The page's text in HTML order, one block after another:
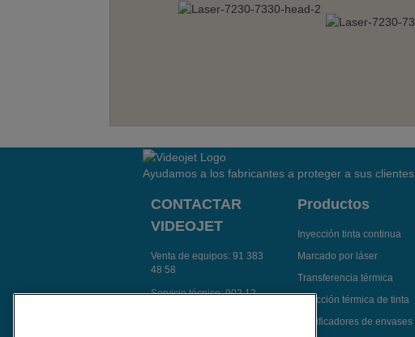
Ayudamos a los fabricantes a proteger a sus clientes
CONTACTAR
VIDEOJET
Venta de equipos: 91 383
48 58
Servicio técnico:902 12
Productos
Inyección tinta continua
Marcado por láser
Transferencia térmica
Inyección térmica de tinta
Codificadores de envases